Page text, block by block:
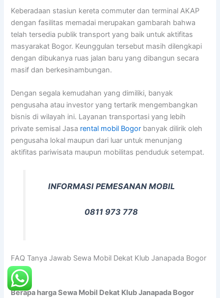
Keberadaan stasiun kereta commuter dan terminal AKAP
dengan fasilitas memadai merupakan gambarah bahwa
telah tersedia publik transport yang baik untuk aktifitas
masyarakat Bogor. Keunggulan tersebut masih dilengkapi
dengan dibukanya ruas jalan baru yang dibangun secara
masif dan berkesinambungan.
Dengan segala kemudahan yang dimiliki, banyak
pengusaha atau investor yang tertarik mengembangkan
bisnis di wilayah ini. Layanan transportasi yang lebih
private semisal Jasa rental mobil Bogor banyak dilirik oleh
pengusaha lokal maupun dari luar untuk menunjang
aktifitas pariwisata maupun mobilitas penduduk setempat.
INFORMASI PEMESANAN MOBIL
0811 973 778
FAQ Tanya Jawab Sewa Mobil Dekat Klub Janapada Bogor
Raya
Berapa harga Sewa Mobil Dekat Klub Janapada Bogor